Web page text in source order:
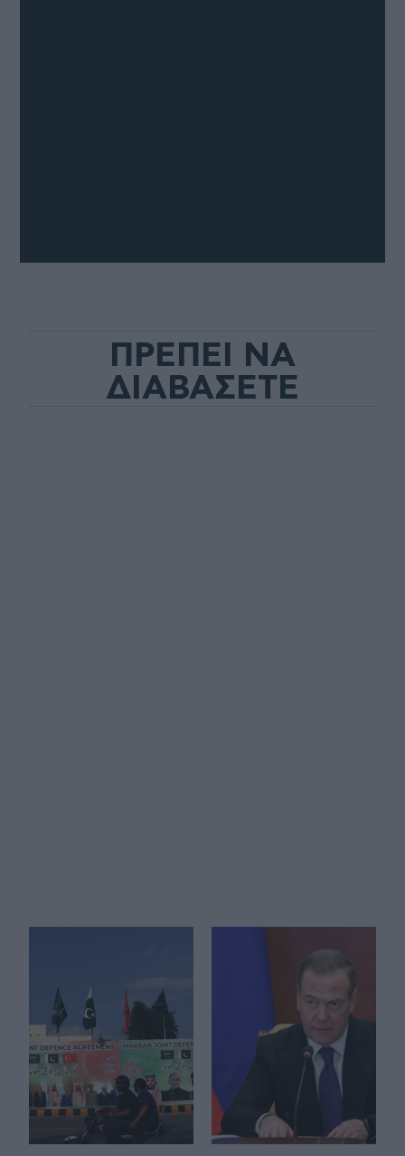
ΠΡΕΠΕΙ ΝΑ
ΔΙΑΒΑΣΕΤΕ